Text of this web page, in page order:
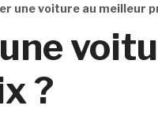
une voiture au meilleur
?